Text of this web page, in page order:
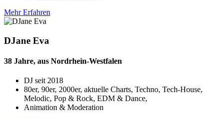
Mehr Erfahren
DJane Eva
38 Jahre, aus Nordrhein-Westfalen
DJ seit 2018
80er, 90er, 2000er, aktuelle Charts, Techno, Tech-House,
Melodic, Pop & Rock, EDM & Dance,
Animation & Moderation